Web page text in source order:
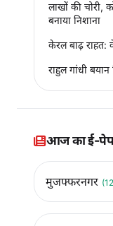
लाखों की चोरी,
बनाया निशाना
केरल बाढ़ राहत:
राहुल गांधी
आज का ई-
मुजफ्फरनगर